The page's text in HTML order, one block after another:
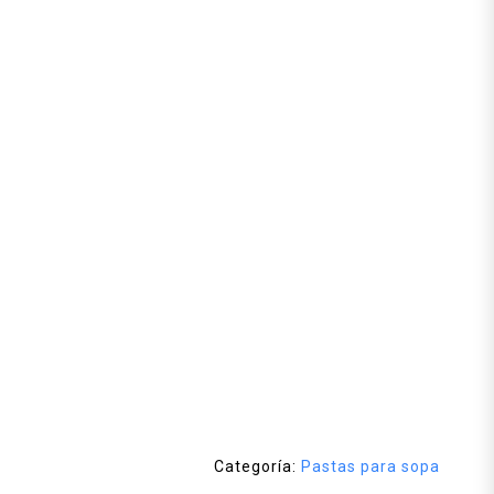
Categoría: Pastas para sopa